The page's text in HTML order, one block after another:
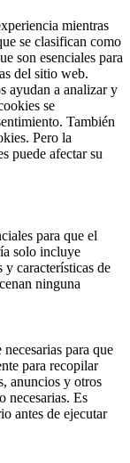
mientras
se clasifican como
son esenciales para
del sitio web.
ayudan a analizar y
se
También
Pero la
puede afectar su
para que el
solo incluye
y características de
ninguna
para que
para recopilar
anuncios y otros
necesarias. Es
antes de ejecutar